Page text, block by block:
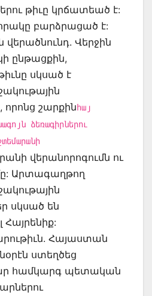
թիւը կրճատեած է:
բարձրացած է:
վերածնունդ. Վերջին
ընթացքին,
սկսած է
շարքինհայ
ձեռագիրներու
վերանորոգումն ու
Արտագաղթող
սկսած են
Հայաստան
ստեղծեց
համկարգ պետական